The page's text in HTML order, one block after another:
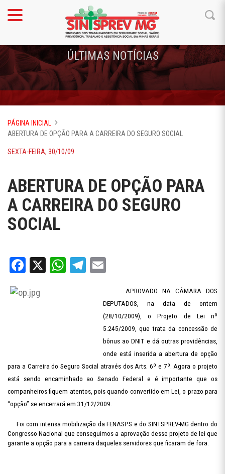
ÚLTIMAS NOTÍCIAS
PÁGINA INICIAL
ABERTURA DE OPÇÃO PARA A CARREIRA DO SEGURO SOCIAL
SEXTA-FEIRA, 30/10/09
ABERTURA DE OPÇÃO PARA
A CARREIRA DO SEGURO
SOCIAL
Facebook
X WhatsApp
Telegram
APROVADO NA CÂMARA DOS
DEPUTADOS, na data de ontem
(28/10/2009), o Projeto de Lei nº
5.245/2009, que trata da concessão de
bônus ao DNIT e dá outras providências,
onde está inserida a abertura de opção
para a Carreira do Seguro Social através dos Arts. 6º e 7º. Agora o projeto
está sendo encaminhado ao Senado Federal e é importante que os
companheiros fiquem atentos, pois quando convertido em Lei, o prazo para
“opção” se encerrará em 31/12/2009.
Foi com intensa mobilização da FENASPS e do SINTSPREV-MG dentro do
Congresso Nacional que conseguimos a aprovação desse projeto de lei que
garante a opção para a carreira daqueles servidores que ficaram de fora.